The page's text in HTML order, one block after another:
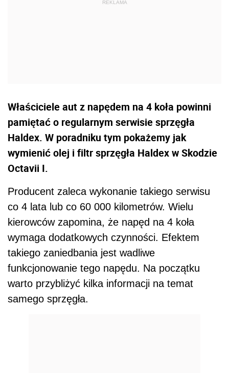
Właściciele aut z napędem na 4 koła powinni
pamiętać o regularnym serwisie sprzęgła
Haldex. W poradniku tym pokażemy jak
wymienić olej i filtr sprzęgła Haldex w Skodzie
Octavii I.
Producent zaleca wykonanie takiego serwisu
co 4 lata lub co 60 000 kilometrów. Wielu
kierowców zapomina, że napęd na 4 koła
wymaga dodatkowych czynności. Efektem
takiego zaniedbania jest wadliwe
funkcjonowanie tego napędu. Na początku
warto przybliżyć kilka informacji na temat
samego sprzęgła.